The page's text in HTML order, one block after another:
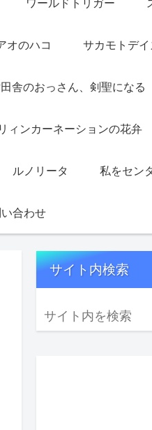
オのハコ サカモトデ
田舎のおっさん、剣聖になる
リィンカーネーションの花弁
ルノリータ 私をセン
合わせ
サイト内検索